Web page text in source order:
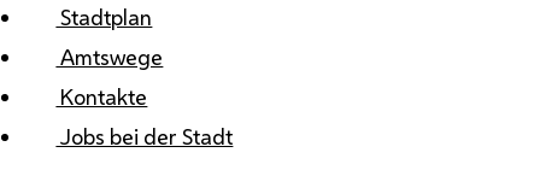
Stadtplan
Amtswege
Kontakte
Jobs bei der Stadt